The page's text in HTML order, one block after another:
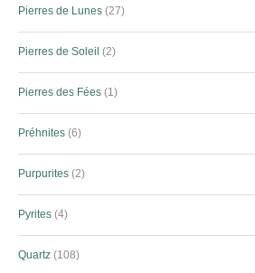
Pierres de Lunes 27
Pierres de Soleil 2
Pierres des Fées 1
Préhnites 6
Purpurites 2
Pyrites 4
Quartz 108